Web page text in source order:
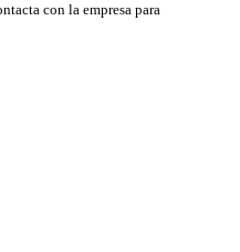
con la empresa para